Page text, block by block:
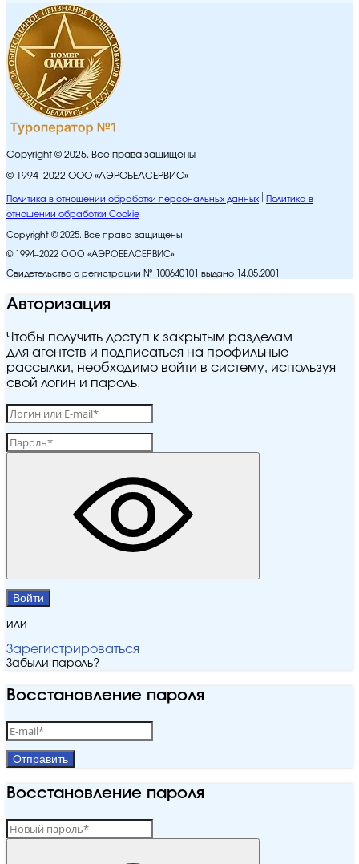
Copyright © 2025. Все права защищены
© 1994–2022 ООО «АЭРОБЕЛСЕРВИС»
Политика в отношении обработки персональных данных
Политика в
отношении обработки Cookie
Copyright © 2025. Все права защищены
© 1994–2022 ООО «АЭРОБЕЛСЕРВИС»
Свидетельство о регистрации № 100640101 выдано 14.05.2001
Авторизация
Чтобы получить доступ к закрытым разделам
для агентств и подписаться на профильные
рассылки, необходимо войти в систему, используя
свой логин и пароль.
Войти
или
Зарегистрироваться
Забыли пароль?
Восстановление пароля
Отправить
Восстановление пароля